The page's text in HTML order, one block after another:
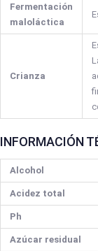
Fermentación
maloláctica
Crianza
INFORMACIÓN
Alcohol
Acidez total
Ph
Azúcar residual